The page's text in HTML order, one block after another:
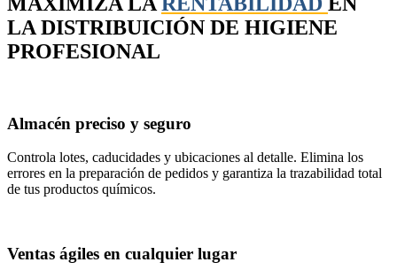
LA DISTRIBUICIÓN DE HIGIENE
PROFESIONAL
Almacén preciso y seguro
Controla lotes, caducidades y ubicaciones al detalle. Elimina los
errores en la preparación de pedidos y garantiza la trazabilidad total
de tus productos químicos.
Ventas ágiles en cualquier lugar